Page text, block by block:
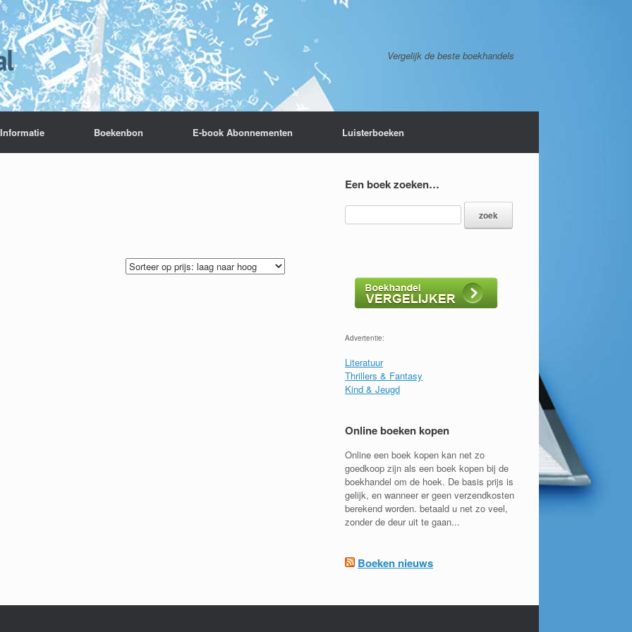
Vergelijk de beste boekhandels
Boekenbon E-book Abonnementen Luisterboeken
Een boek zoeken…
Advertentie:
Literatuur
Thrillers & Fantasy
Kind & Jeugd
Online boeken kopen
Online een boek kopen kan net zo
goedkoop zijn als een boek kopen bij de
boekhandel om de hoek. De basis prijs is
gelijk, en wanneer er geen verzendkosten
berekend worden. betaald u net zo veel,
zonder de deur uit te gaan...
Boeken nieuws